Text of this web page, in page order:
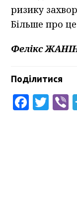
ризику
Більше про
Фелікс
Поділитися